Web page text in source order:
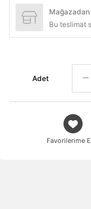
Bu teslimat
Adet
Favorilerime